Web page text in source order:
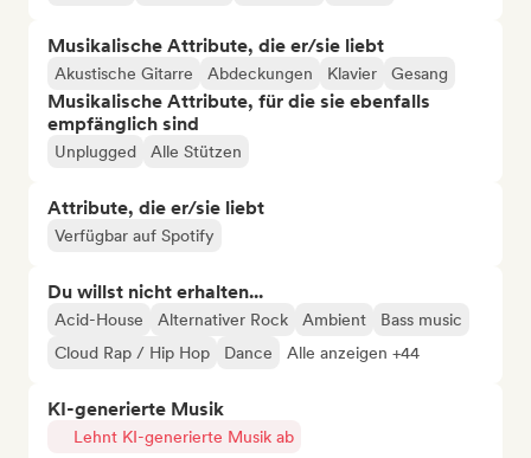
Musikalische Attribute, die er/sie liebt
Akustische Gitarre Abdeckungen Klavier Gesang
Musikalische Attribute, für die sie ebenfalls
empfänglich sind
Unplugged Alle Stützen
Attribute, die er/sie liebt
Verfügbar auf Spotify
Du willst nicht erhalten...
Acid-House Alternativer Rock Ambient
Bass music
Cloud Rap / Hip Hop
Dance Alle anzeigen +44
KI-generierte Musik
Lehnt KI-generierte Musik ab